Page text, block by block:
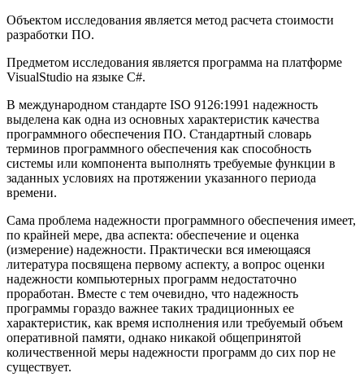
Объектом исследования является метод расчета стоимости
разработки ПО.
Предметом исследования является программа на платформе
VisualStudio на языке C#.
В международном стандарте ISO 9126:1991 надежность
выделена как одна из основных характеристик качества
программного обеспечения ПО. Стандартный словарь
терминов программного обеспечения как способность
системы или компонента выполнять требуемые функции в
заданных условиях на протяжении указанного периода
времени.
Сама проблема надежности программного обеспечения имеет,
по крайней мере, два аспекта: обеспечение и оценка
(измерение) надежности. Практически вся имеющаяся
литература посвящена первому аспекту, а вопрос оценки
надежности компьютерных программ недостаточно
проработан. Вместе с тем очевидно, что надежность
программы гораздо важнее таких традиционных ее
характеристик, как время исполнения или требуемый объем
оперативной памяти, однако никакой общепринятой
количественной меры надежности программ до сих пор не
существует.